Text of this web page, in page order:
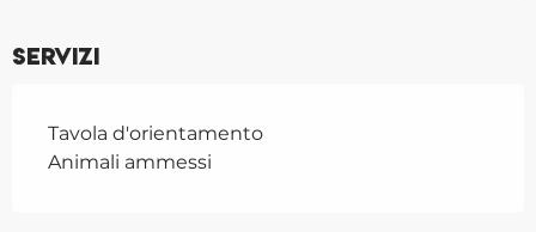
Servizi
Tavola d'orientamento
Animali ammessi